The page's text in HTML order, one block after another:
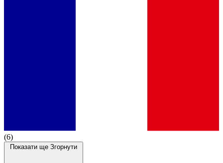
(6)
Показати ще Згорнути